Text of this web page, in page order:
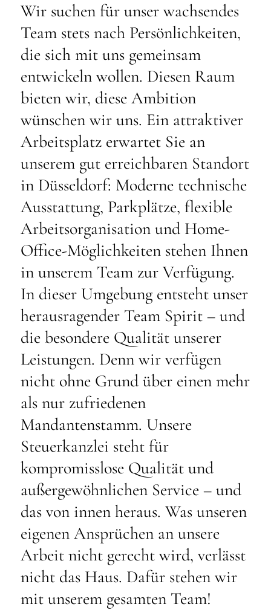
Wir suchen für unser wachsendes
Team stets nach Persönlichkeiten,
die sich mit uns gemeinsam
entwickeln wollen. Diesen Raum
bieten wir, diese Ambition
wünschen wir uns. Ein attraktiver
Arbeitsplatz erwartet Sie an
unserem gut erreichbaren Standort
in Düsseldorf: Moderne technische
Ausstattung, Parkplätze, flexible
Arbeitsorganisation und Home-
Office-Möglichkeiten stehen Ihnen
in unserem Team zur Verfügung.
In dieser Umgebung entsteht unser
herausragender Team Spirit – und
die besondere Qualität unserer
Leistungen. Denn wir verfügen
nicht ohne Grund über einen mehr
als nur zufriedenen
Mandantenstamm. Unsere
Steuerkanzlei steht für
kompromisslose Qualität und
außergewöhnlichen Service – und
das von innen heraus. Was unseren
eigenen Ansprüchen an unsere
Arbeit nicht gerecht wird, verlässt
nicht das Haus. Dafür stehen wir
mit unserem gesamten Team!